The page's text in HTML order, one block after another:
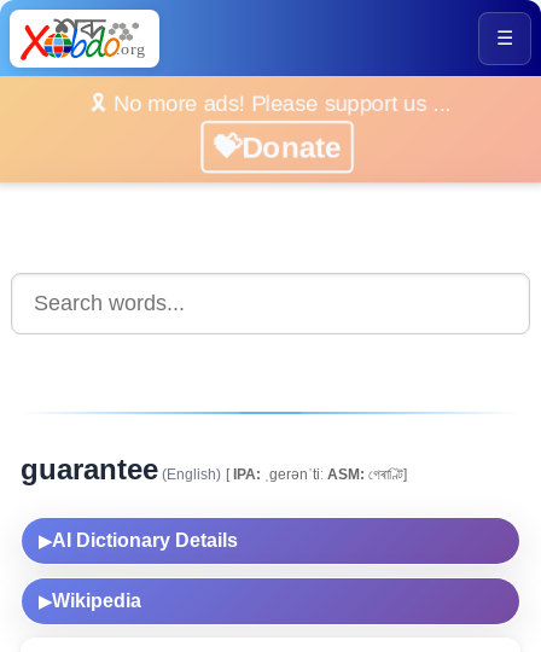
☰
🎗️ No more ads! Please support us ...
💝Donate
guarantee (English) [IPA: ˌgerənˈtiː ASM: গেৰাণ্টি]
▶AI Dictionary Details
▶Wikipedia